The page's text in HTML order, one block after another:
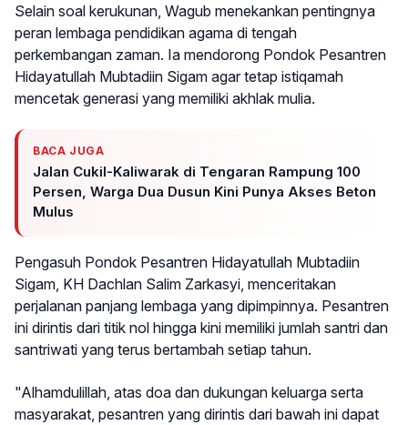
Selain soal kerukunan, Wagub menekankan pentingnya
peran lembaga pendidikan agama di tengah
perkembangan zaman. Ia mendorong Pondok Pesantren
Hidayatullah Mubtadiin Sigam agar tetap istiqamah
mencetak generasi yang memiliki akhlak mulia.
BACA JUGA
Jalan Cukil-Kaliwarak di Tengaran Rampung 100
Persen, Warga Dua Dusun Kini Punya Akses Beton
Mulus
Pengasuh Pondok Pesantren Hidayatullah Mubtadiin
Sigam, KH Dachlan Salim Zarkasyi, menceritakan
perjalanan panjang lembaga yang dipimpinnya. Pesantren
ini dirintis dari titik nol hingga kini memiliki jumlah santri dan
santriwati yang terus bertambah setiap tahun.
"Alhamdulillah, atas doa dan dukungan keluarga serta
masyarakat, pesantren yang dirintis dari bawah ini dapat